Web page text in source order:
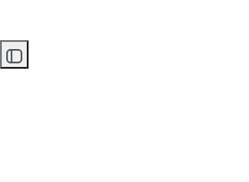
Kursindex öffnen